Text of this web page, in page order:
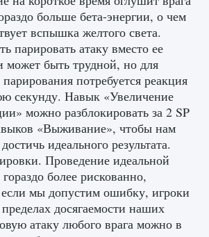
больше бета-энергии, о чем
вспышка желтого света.
парировать атаку вместо ее
может быть трудной, но для
потребуется реакция
секунду. Навык «Увеличение
можно разблокировать за 2 SP
«Выживание», чтобы нам
идеального результата.
Проведение идеальной
более рискованно,
если мы допустим ошибку, игроки
досягаемости наших
атаку любого врага можно в